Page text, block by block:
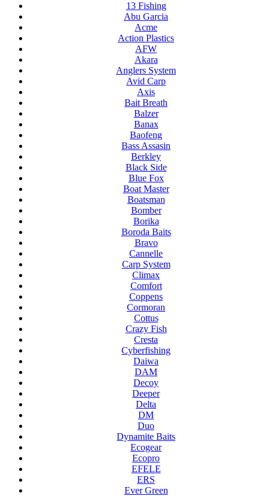
13 Fishing
Abu Garcia
Acme
Action Plastics
AFW
Akara
Anglers System
Avid Carp
Axis
Bait Breath
Balzer
Banax
Baofeng
Bass Assasin
Berkley
Black Side
Blue Fox
Boat Master
Boatsman
Bomber
Borika
Boroda Baits
Bravo
Cannelle
Carp System
Climax
Comfort
Coppens
Cormoran
Cottus
Crazy Fish
Cresta
Cyberfishing
Daiwa
DAM
Decoy
Deeper
Delta
DM
Duo
Dynamite Baits
Ecogear
Ecopro
EFELE
ERS
Ever Green